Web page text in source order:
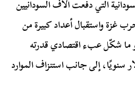
التي دفعت آلاف السودانيين
غزة واستقبال أعداد كبيرة من
ما شكّل عبء اقتصادي قدرته
دولار سنويًا، إلى جانب استنزاف الموارد